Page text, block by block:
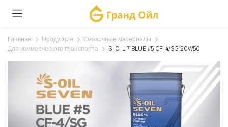
Главная Продукция
Смазочные материалы
Для коммерческого транспорта
S-OIL 7 BLUE #5 CF-4/SG 20W50